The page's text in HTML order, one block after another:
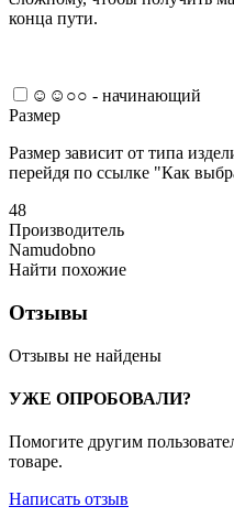
конца пути.
☺☺○○ - начинающий
Размер
Размер зависит от типа
перейдя по ссылке "Как
48
Производитель
Namudobno
Найти похожие
Отзывы
Отзывы не найдены
УЖЕ ОПРОБОВАЛИ?
Помогите другим
товаре.
Написать отзыв